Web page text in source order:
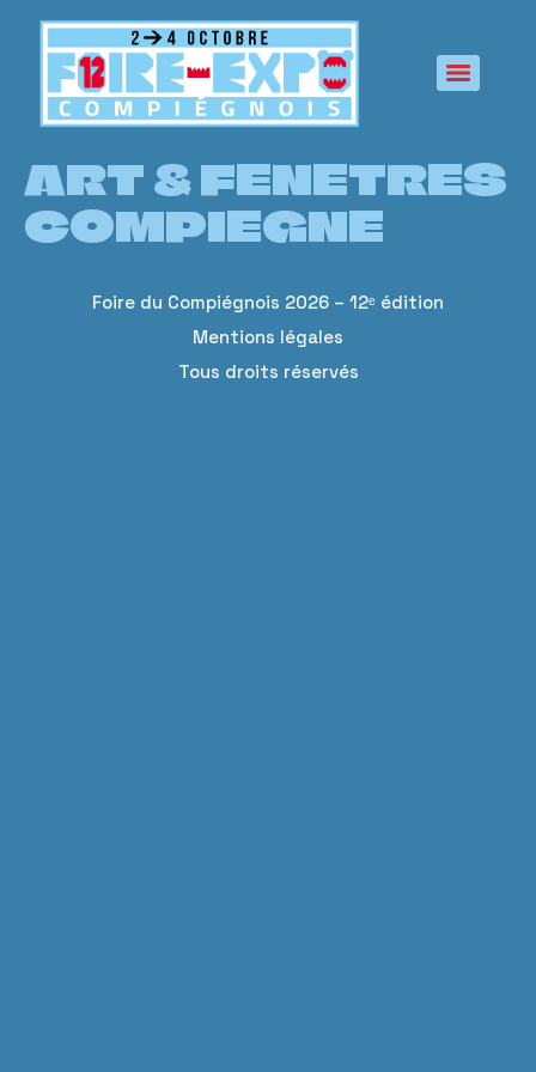
principal
ART & FENETRES
COMPIEGNE
Foire du Compiégnois 2026 – 12ᵉ édition
Mentions légales
Tous droits réservés